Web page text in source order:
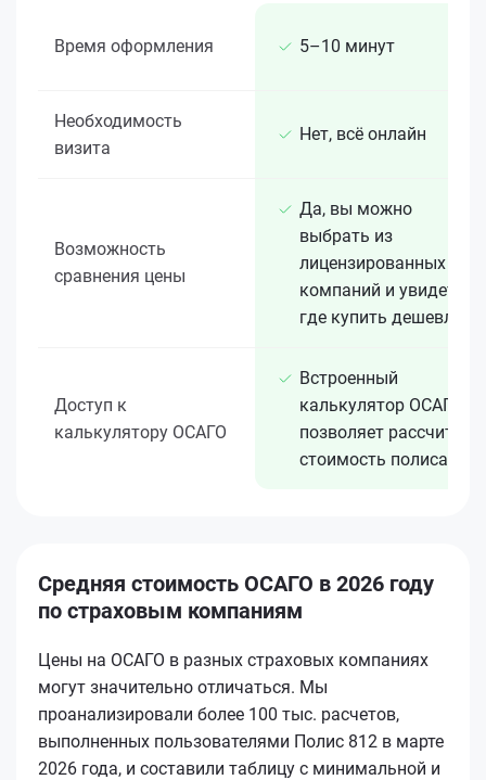
Время оформления 5–10 минут
Необходимость
визита
Нет, всё онлайн
Возможность
сравнения цены
Да, вы можно
выбрать из
лицензированных 15+
компаний и увидеть,
где купить дешевле
Доступ к
калькулятору ОСАГО
Встроенный
калькулятор ОСАГО
позволяет рассчитать
стоимость полиса
Средняя стоимость ОСАГО в 2026 году
по страховым компаниям
Цены на ОСАГО в разных страховых компаниях
могут значительно отличаться. Мы
проанализировали более 100 тыс. расчетов,
выполненных пользователями Полис 812 в марте
2026 года, и составили таблицу с минимальной и